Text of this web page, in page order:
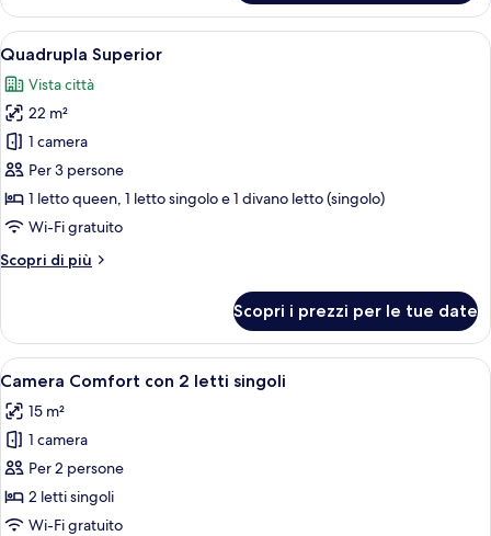
Comfort
Apri
tutte
le
foto
per
Quadrupla
Superior
Una camera d'albergo con un letto,
14
Quadrupla Superior
Vista città
22 m²
1 camera
Per 3 persone
1 letto queen, 1 letto singolo e 1 divano letto (singolo)
Wi-Fi gratuito
Scopri di più
Altri
Superior
Scopri i prezzi per le tue date
Apri
tutte
le
foto
per
Camera
Comfort
Camera d'albergo con un letto, due
9
Camera Comfort con 2 letti singoli
15 m²
1 camera
Per 2 persone
2 letti singoli
Wi-Fi gratuito